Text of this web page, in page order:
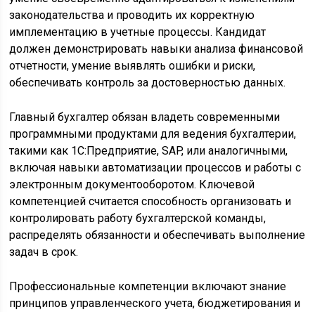
законодательства и проводить их корректную
имплементацию в учетные процессы. Кандидат
должен демонстрировать навыки анализа финансовой
отчетности, умение выявлять ошибки и риски,
обеспечивать контроль за достоверностью данных.
Главный бухгалтер обязан владеть современными
программными продуктами для ведения бухгалтерии,
такими как 1С:Предприятие, SAP, или аналогичными,
включая навыки автоматизации процессов и работы с
электронным документооборотом. Ключевой
компетенцией считается способность организовать и
контролировать работу бухгалтерской команды,
распределять обязанности и обеспечивать выполнение
задач в срок.
Профессиональные компетенции включают знание
принципов управленческого учета, бюджетирования и